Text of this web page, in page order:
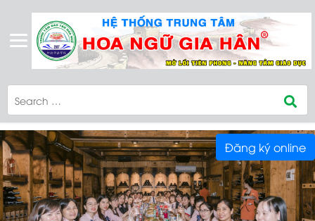
Đăng ký online